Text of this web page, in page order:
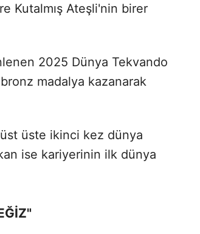
Kutalmış Ateşli'nin birer
2025 Dünya Tekvando
madalya kazanarak
üste ikinci kez dünya
ise kariyerinin ilk dünya